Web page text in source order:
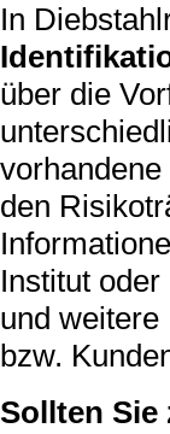
In
über die
den
Institut
und weitere
bzw.
Sollten Sie